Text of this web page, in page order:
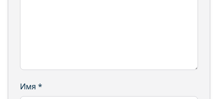
Имя *